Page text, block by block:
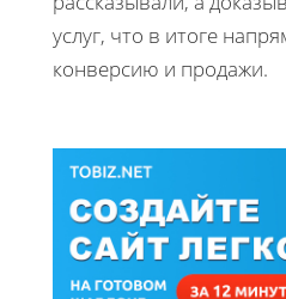
услуг, что в итоге
конверсию и продажи.